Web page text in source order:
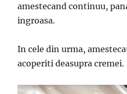
amestecand continuu,
ingroasa.
In cele din urma,
acoperiti deasupra cremei.